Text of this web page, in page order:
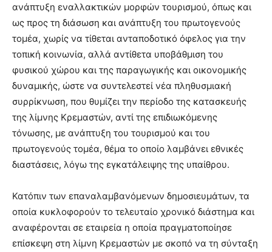
ανάπτυξη εναλλακτικών μορφών τουρισμού, όπως και
ως προς τη διάσωση και ανάπτυξη του πρωτογενούς
τομέα, χωρίς να τίθεται ανταποδοτικό όφελος για την
τοπική κοινωνία, αλλά αντίθετα υποβάθμιση του
φυσικού χώρου και της παραγωγικής και οικονομικής
δυναμικής, ώστε να συντελεστεί νέα πληθυσμιακή
συρρίκνωση, που θυμίζει την περίοδο της κατασκευής
της λίμνης Κρεμαστών, αντί της επιδιωκόμενης
τόνωσης, με ανάπτυξη του τουρισμού και του
πρωτογενούς τομέα, θέμα το οποίο λαμβάνει εθνικές
διαστάσεις, λόγω της εγκατάλειψης της υπαίθρου.
Κατόπιν των επαναλαμβανόμενων δημοσιευμάτων, τα
οποία κυκλοφορούν το τελευταίο χρονικό διάστημα και
αναφέρονται σε εταιρεία η οποία πραγματοποίησε
επίσκεψη στη λίμνη Κρεμαστών με σκοπό να τη σύνταξη